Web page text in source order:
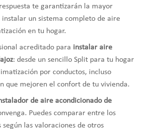
te garantizarán la mayor
un sistema completo de aire
en tu hogar.
acreditado para instalar aire
: desde un sencillo Split para tu hogar
por conductos, incluso
que mejoren el confort de tu vivienda.
de aire acondicionado de
Puedes comparar entre los
las valoraciones de otros